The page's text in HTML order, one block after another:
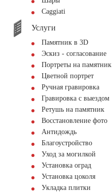
Сaggiati
Услуги
Памятник в 3D
Эскиз - согласование
Портреты на памятник
Цветной портрет
Ручная гравировка
Гравировка с выездом
Ретушь на памятник
Восстановление фото
Антидождь
Благоустройство
Уход за могилкой
Установка оград
Установка цоколя
Укладка плитки